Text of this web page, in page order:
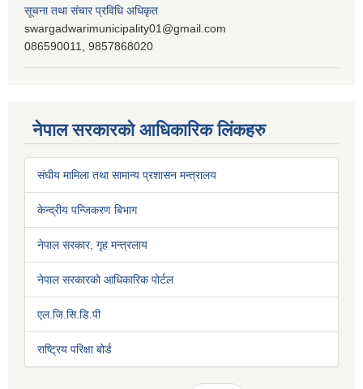
सूचना तथा संचार प्रविधि अधिकृत
swargadwarimunicipality01@gmail.com
086590011, 9857868020
नेपाल सरकारको आधिकारिक लिंकहरु
संघीय मामिला तथा सामान्य प्रशासन मन्त्रालय
केन्द्रीय पन्जिकरण बिभाग
नेपाल सरकार, गृह मन्त्रलाय
नेपाल सरकारको आधिकारिक पोर्टल
एल.जि.सि.डि.पी
राष्ट्रिय परिक्षा बोर्ड